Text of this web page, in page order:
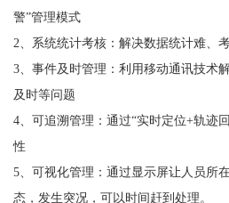
警”管理模式
2、系统统计考核：解决数据统计难、
3、事件及时管理：利用移动通讯技术
及时等问题
4、可追溯管理：通过“实时定位+轨迹
性
5、可视化管理：通过显示屏让人员所
态，发生突况，可以时间赶到处理。